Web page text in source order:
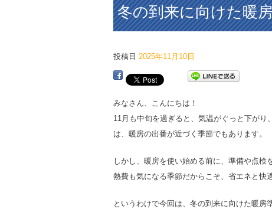
冬の到来に向けた暖
投稿日 2025年11月10日
みなさん、こんにちは！
11月も中旬を過ぎると、気温がぐっと下が
は、暖房の出番が近づく季節でもあります。
しかし、暖房を使い始める前に、準備や点
熱費も気になる季節だからこそ、省エネと快
というわけで今回は、冬の到来に向けた暖房